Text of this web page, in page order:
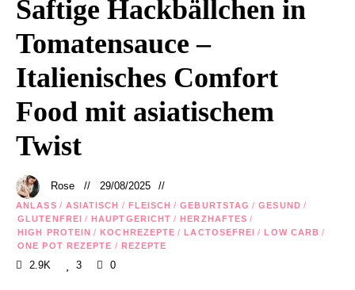
Saftige Hackbällchen in
Tomatensauce –
Italienisches Comfort
Food mit asiatischem
Twist
Rose 29/08/2025
ANLASS / ASIATISCH / FLEISCH / GEBURTSTAG / GESUND /
GLUTENFREI / HAUPTGERICHT / HERZHAFTES /
HIGH PROTEIN / KOCHREZEPTE / LACTOSEFREI / LOW CARB /
ONE POT REZEPTE / REZEPTE
2.9K 3 0